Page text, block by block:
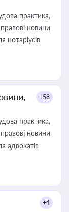
практика,
новини
нотаріусів
+58
практика,
новини
адвокатів
+4